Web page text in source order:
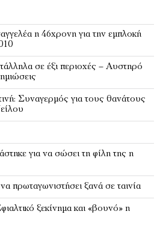
η 46χρονη για την εμπλοκή
σε έξι περιοχές – Αυστηρό
Συναγερμός για τους θανάτους
για να σώσει τη φίλη της η
πρωταγωνιστήσει ξανά σε ταινία
ξεκίνημα και «βουνό» η